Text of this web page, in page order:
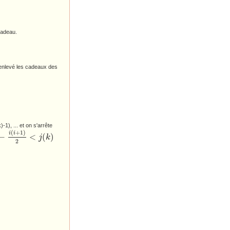
les cadeaux des
1), ... et on s'arrête
i(i+1)
2
< j(k)
+1 )2<j(k)